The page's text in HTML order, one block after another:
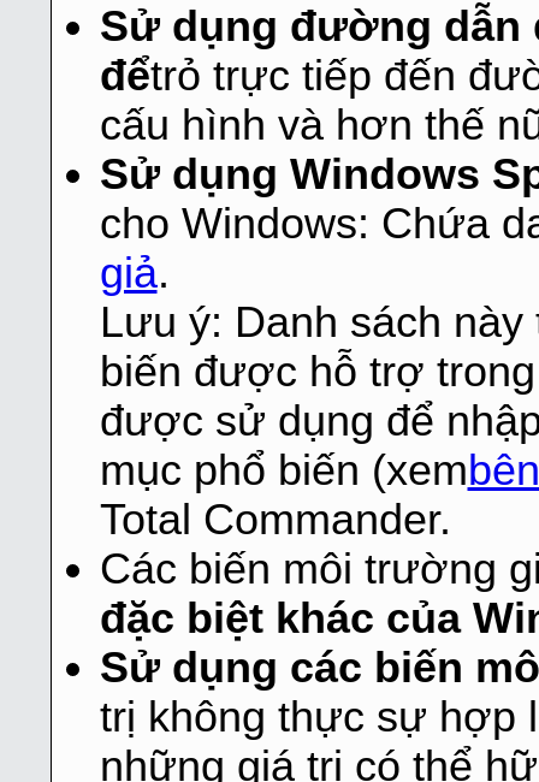
Sử dụng đường dẫn
đểtrỏ trực tiếp đến
cấu hình và hơn thế
Sử dụng Windows
cho Windows: Chứa
giả.
Lưu ý: Danh sách
biến được hỗ trợ
được sử dụng để
mục phổ biến (xem
Total Commander.
Các biến môi trường
đặc biệt khác của
Sử dụng các biến
trị không thực sự hợp
những giá trị có thể